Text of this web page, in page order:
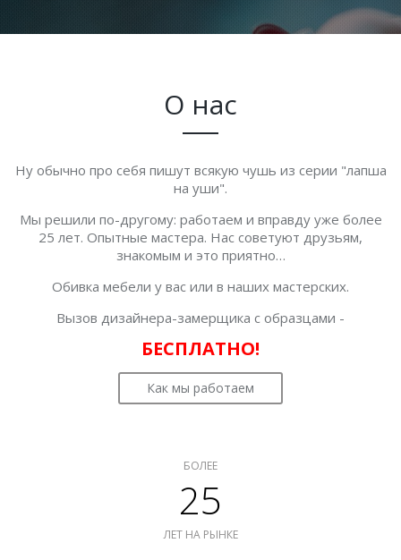
О нас
Ну обычно про себя пишут всякую чушь из серии "лапша
на уши".
Мы решили по-другому: работаем и вправду уже более
25 лет. Опытные мастера. Нас советуют друзьям,
знакомым и это приятно…
Обивка мебели у вас или в наших мастерских.
Вызов дизайнера-замерщика с образцами -
БЕСПЛАТНО!
Как мы работаем
БОЛЕЕ
25
ЛЕТ НА РЫНКЕ